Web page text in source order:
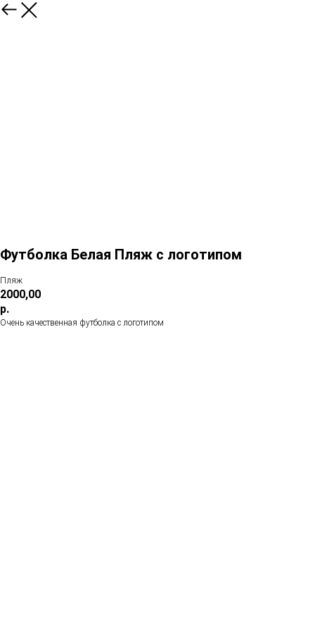
Футболка Белая Пляж с логотипом
Пляж
2000,00
р.
Очень качественная футболка с логотипом